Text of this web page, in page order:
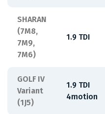
SHARAN
(7M8,
7M9,
7M6)
1.9 TDI
GOLF IV
Variant
(1J5)
1.9 TDI
4motion